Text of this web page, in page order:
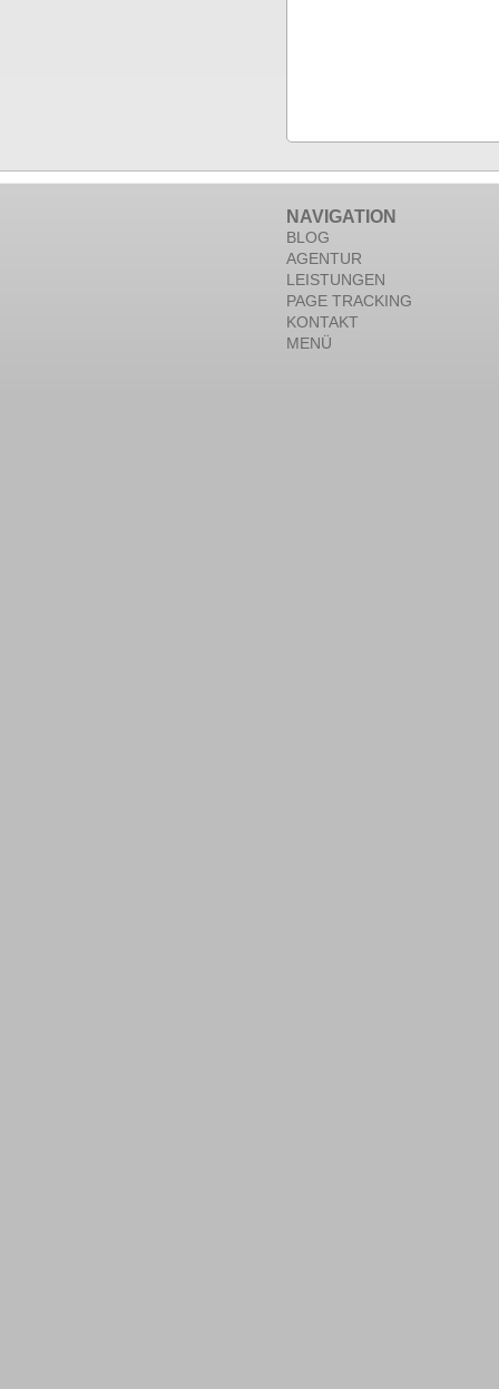
NAVIGATION
BLOG
AGENTUR
LEISTUNGEN
PAGE TRACKING
KONTAKT
MENÜ